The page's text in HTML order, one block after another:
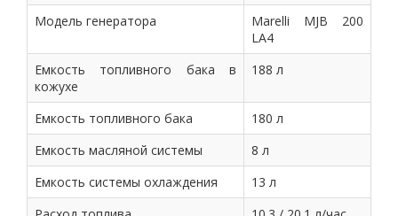
Модель генератора
Marelli MJB 200
LA4
Емкость топливного бака в
кожухе
188 л
Емкость топливного бака
180 л
Емкость масляной системы
8 л
Емкость системы охлаждения
13 л